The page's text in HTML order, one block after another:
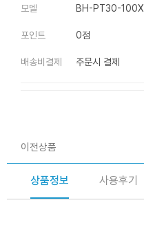
모델 BH-PT30-100X
포인트 0점
배송비결제 주문시 결제
이전상품
상품정보 사용후기